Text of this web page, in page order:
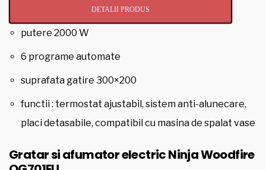
DETALII PRODUS
putere 2000 W
6 programe automate
suprafata gatire 300×200
functii : termostat ajustabil, sistem anti-alunecare,
placi detasabile, compatibil cu masina de spalat vase
Gratar si afumator electric Ninja Woodfire